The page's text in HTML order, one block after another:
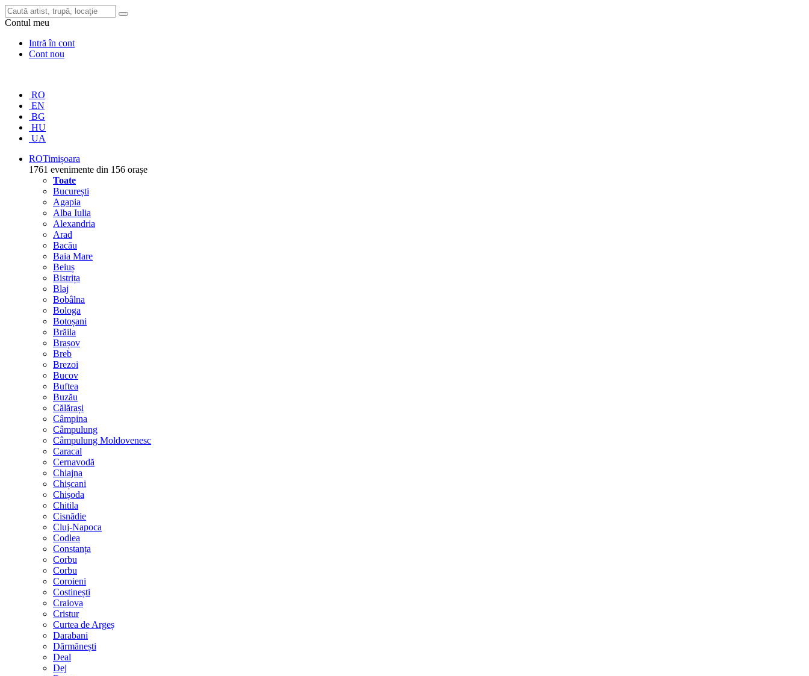
Contul meu
Intră în cont
Cont nou
RO
EN
BG
HU
UA
ROTimișoara
1761 evenimente din 156 orașe
Toate
București
Agapia
Alba Iulia
Alexandria
Arad
Bacău
Baia Mare
Beiuș
Bistrița
Blaj
Bobâlna
Bologa
Botoșani
Brăila
Brașov
Breb
Brezoi
Bucov
Buftea
Buzău
Călărași
Câmpina
Câmpulung
Câmpulung Moldovenesc
Caracal
Cernavodă
Chiajna
Chișcani
Chișoda
Chitila
Cisnădie
Cluj-Napoca
Codlea
Constanța
Corbu
Corbu
Coroieni
Costinești
Craiova
Cristur
Curtea de Argeș
Darabani
Dărmănești
Deal
Dej